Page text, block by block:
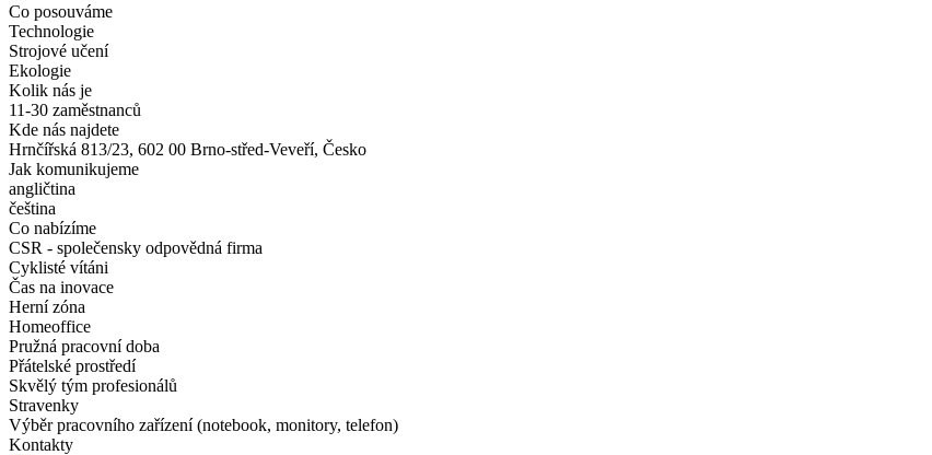
Co posouváme
Technologie
Strojové učení
Ekologie
Kolik nás je
11-30 zaměstnanců
Kde nás najdete
Hrnčířská 813/23, 602 00 Brno-střed-Veveří, Česko
Jak komunikujeme
angličtina
čeština
Co nabízíme
CSR - společensky odpovědná firma
Cyklisté vítáni
Čas na inovace
Herní zóna
Homeoffice
Pružná pracovní doba
Přátelské prostředí
Skvělý tým profesionálů
Stravenky
Výběr pracovního zařízení (notebook, monitory, telefon)
Kontakty